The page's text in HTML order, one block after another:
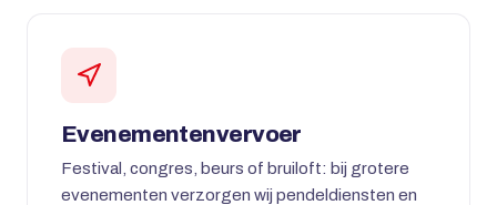
Evenementenvervoer
Festival, congres, beurs of bruiloft: bij grotere
evenementen verzorgen wij pendeldiensten en